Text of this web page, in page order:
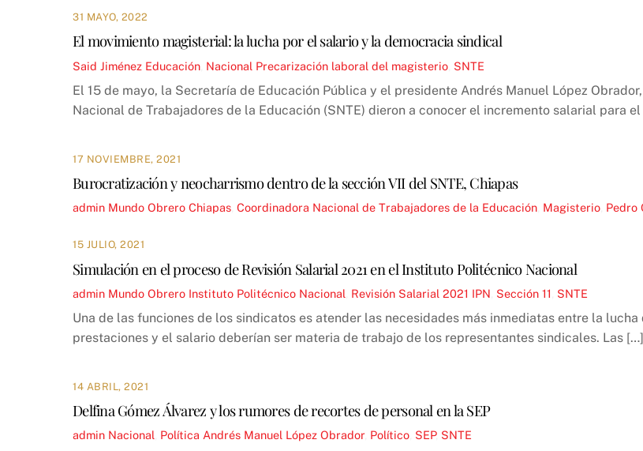
31 MAYO, 2022
El movimiento magisterial: la lucha por el salario y la democracia sindical
Said Jiménez Educación Nacional Precarización laboral del magisterio SNTE
El 15 de mayo, la Secretaría de Educación Pública y el presidente Andrés Manuel López
Nacional de Trabajadores de la Educación (SNTE) dieron a conocer el incremento salarial para
17 NOVIEMBRE, 2021
Burocratización y neocharrismo dentro de la sección VII del SNTE, Chiapas
admin Mundo Obrero Chiapas Coordinadora Nacional de Trabajadores de la Educación Magisterio Pedro
15 JULIO, 2021
Simulación en el proceso de Revisión Salarial 2021 en el Instituto Politécnico Nacional
admin Mundo Obrero Instituto Politécnico Nacional Revisión Salarial 2021 IPN Sección 11 SNTE
Una de las funciones de los sindicatos es atender las necesidades más inmediatas entre la
prestaciones y el salario deberían ser materia de trabajo de los representantes sindicales. Las […]
14 ABRIL, 2021
Delfina Gómez Álvarez y los rumores de recortes de personal en la SEP
admin Nacional Política Andrés Manuel López Obrador, Político SEP, SNTE